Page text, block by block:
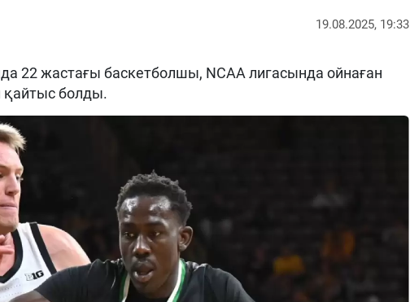
19.08.2025, 19:33
22 жастағы баскетболшы, NCAA лигасында ойнаған
қайтыс болды.